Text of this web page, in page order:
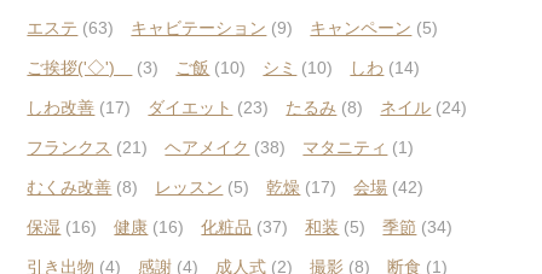
エステ (63) キャビテーション (9) キャンペーン (5)
ご挨拶('◇')ゞ (3) ご飯 (10) シミ (10) しわ (14)
しわ改善 (17) ダイエット (23) たるみ (8) ネイル (24)
フランクス (21) ヘアメイク (38) マタニティ (1)
むくみ改善 (8) レッスン (5) 乾燥 (17) 会場 (42)
保湿 (16) 健康 (16) 化粧品 (37) 和装 (5) 季節 (34)
引き出物 (4) 感謝 (4) 成人式 (2) 撮影 (8) 断食 (1)